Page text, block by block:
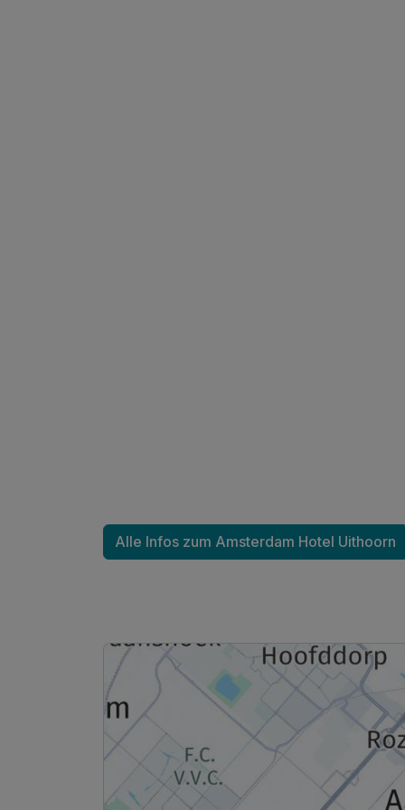
Für 5 Tage
Juniorsuite/n
Alle Infos zum Amsterdam Hotel Uithoorn